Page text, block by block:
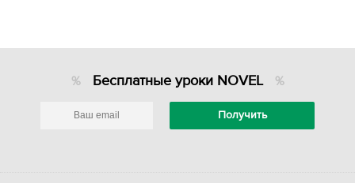
Бесплатные уроки NOVEL